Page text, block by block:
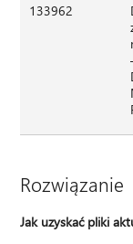
133962
Rozwiązanie
Jak uzyskać pliki